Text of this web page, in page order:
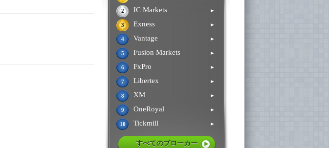
2 IC Markets ►
3 Exness ►
4 Vantage ►
5 Fusion Markets ►
6 FxPro ►
7 Libertex ►
8 XM ►
9 OneRoyal ►
10 Tickmill ►
すべてのブローカー